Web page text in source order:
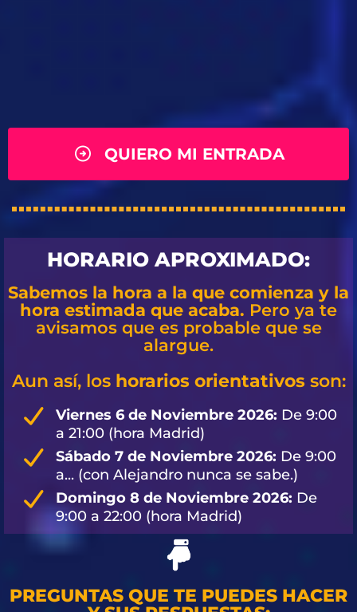
QUIERO MI ENTRADA
HORARIO APROXIMADO:
Sabemos la hora a la que comienza y la
hora estimada que acaba. Pero ya te
avisamos que es probable que se
alargue.
Aun así, los horarios orientativos son:
Viernes 6 de Noviembre 2026: De 9:00
a 21:00 (hora Madrid)
Sábado 7 de Noviembre 2026: De 9:00
a... (con Alejandro nunca se sabe.)
Domingo 8 de Noviembre 2026: De
9:00 a 22:00 (hora Madrid)
PREGUNTAS QUE TE PUEDES HACER